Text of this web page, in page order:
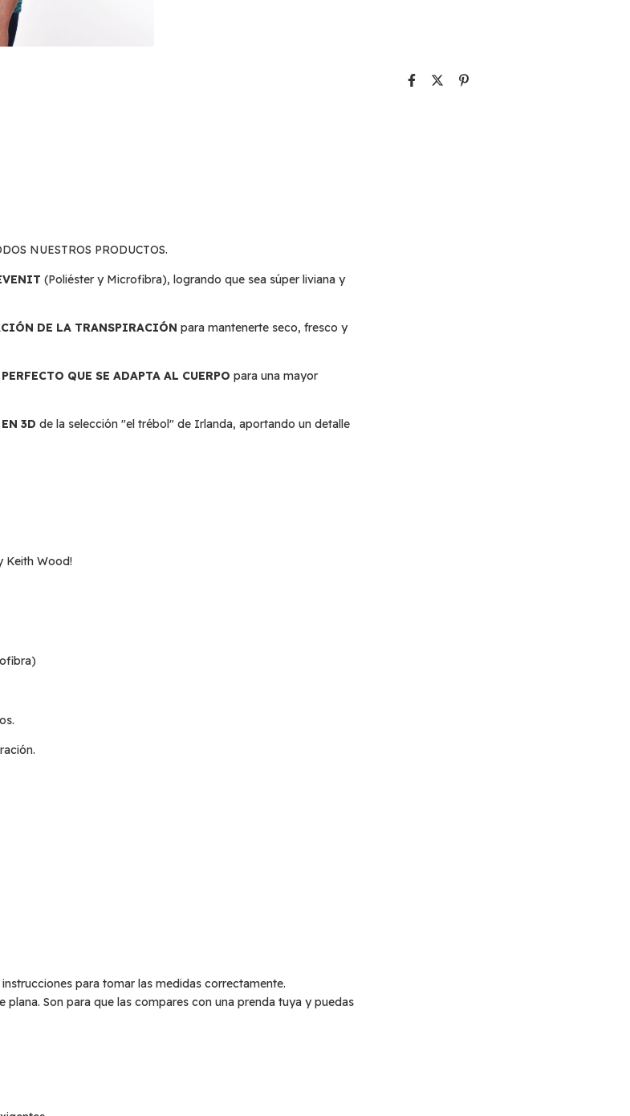
NUESTROS PRODUCTOS.
(Poliéster y Microfibra), logrando que sea súper liviana y
DE LA TRANSPIRACIÓN para mantenerte seco, fresco y
QUE SE ADAPTA AL CUERPO para una mayor
3D de la selección "el trébol" de Irlanda, aportando un detalle
Keith Wood!
para tomar las medidas correctamente.
Son para que las compares con una prenda tuya y puedas